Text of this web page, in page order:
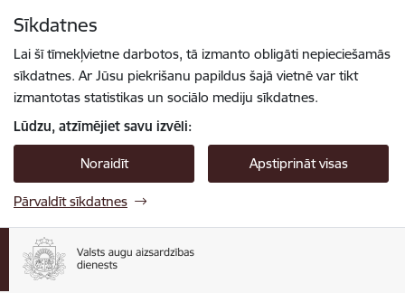
Sīkdatnes
Lai šī tīmekļvietne darbotos, tā izmanto obligāti nepieciešamās
sīkdatnes. Ar Jūsu piekrišanu papildus šajā vietnē var tikt
izmantotas statistikas un sociālo mediju sīkdatnes.
Lūdzu, atzīmējiet savu izvēli:
Noraidīt Apstiprināt visas
Pārvaldīt sīkdatnes